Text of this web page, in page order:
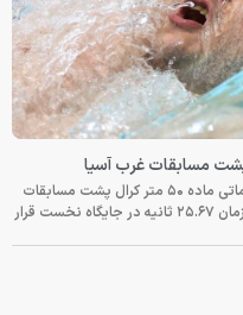
هومر عباسی، شناگر تیم ملی ایران، در دور مقدماتی ماده ۵۰ متر کرال پشت مسابقات